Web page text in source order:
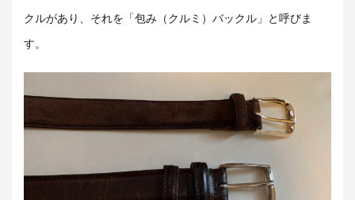
クルがあり、それを「包み（クルミ）バックル」と呼びま
す。